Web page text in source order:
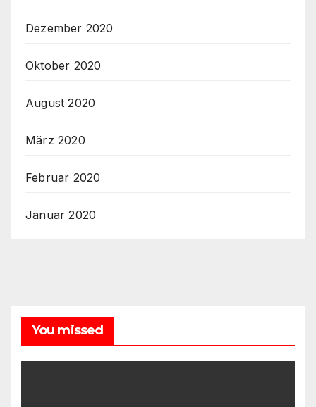
Dezember 2020
Oktober 2020
August 2020
März 2020
Februar 2020
Januar 2020
You missed